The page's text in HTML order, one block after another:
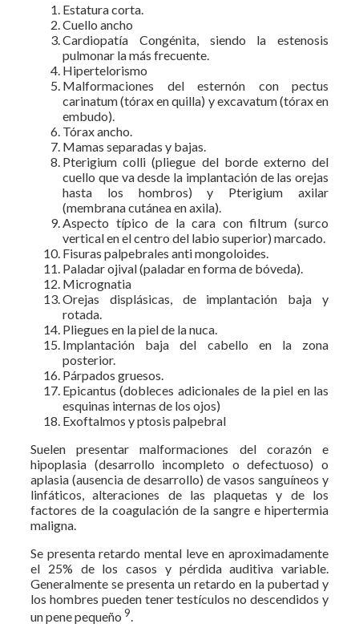
Estatura corta.
Cuello ancho
Cardiopatía Congénita, siendo la estenosis
pulmonar la más frecuente.
Hipertelorismo
Malformaciones del esternón con pectus
carinatum (tórax en quilla) y excavatum (tórax en
embudo).
Tórax ancho.
Mamas separadas y bajas.
Pterigium colli (pliegue del borde externo del
cuello que va desde la implantación de las orejas
hasta los hombros) y Pterigium axilar
(membrana cutánea en axila).
Aspecto típico de la cara con filtrum (surco
vertical en el centro del labio superior) marcado.
Fisuras palpebrales anti mongoloides.
Paladar ojival (paladar en forma de bóveda).
Micrognatia
Orejas displásicas, de implantación baja y
rotada.
Pliegues en la piel de la nuca.
Implantación baja del cabello en la zona
posterior.
Párpados gruesos.
Epicantus (dobleces adicionales de la piel en las
esquinas internas de los ojos)
Exoftalmos y ptosis palpebral
Suelen presentar malformaciones del corazón e
hipoplasia (desarrollo incompleto o defectuoso) o
aplasia (ausencia de desarrollo) de vasos sanguíneos y
linfáticos, alteraciones de las plaquetas y de los
factores de la coagulación de la sangre e hipertermia
maligna.
Se presenta retardo mental leve en aproximadamente
el 25% de los casos y pérdida auditiva variable.
Generalmente se presenta un retardo en la pubertad y
los hombres pueden tener testículos no descendidos y
un pene pequeño 9.